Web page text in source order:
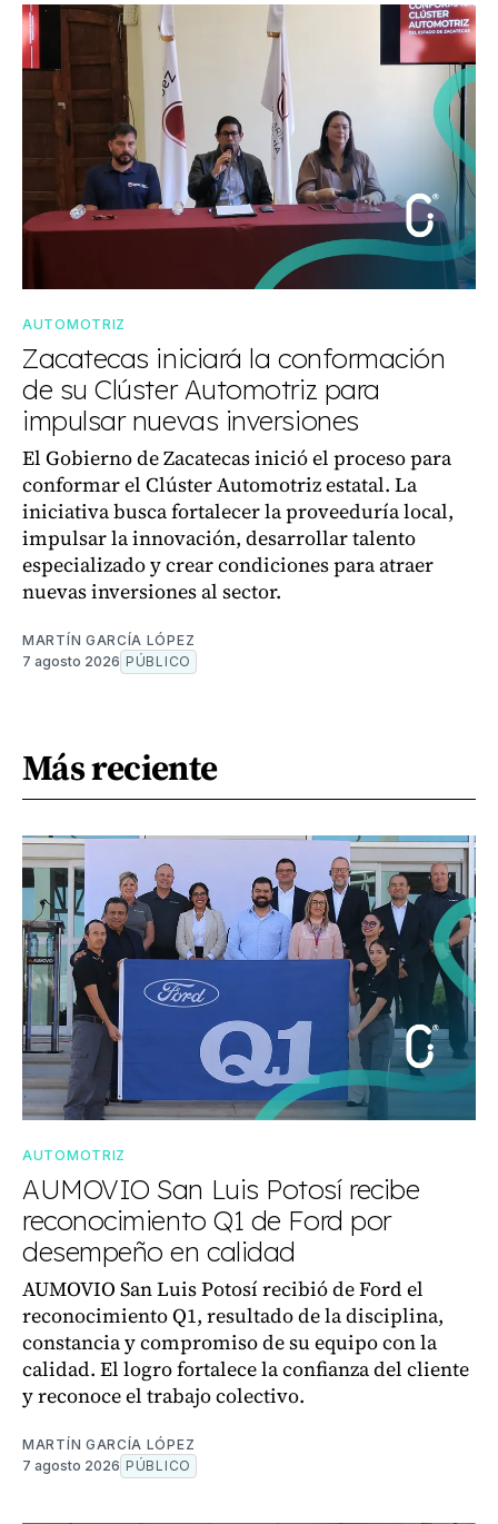
AUTOMOTRIZ
Zacatecas iniciará la conformación
de su Clúster Automotriz para
impulsar nuevas inversiones
El Gobierno de Zacatecas inició el proceso para
conformar el Clúster Automotriz estatal. La
iniciativa busca fortalecer la proveeduría local,
impulsar la innovación, desarrollar talento
especializado y crear condiciones para atraer
nuevas inversiones al sector.
MARTÍN GARCÍA LÓPEZ
7 agosto 2026 PÚBLICO
Más reciente
AUTOMOTRIZ
AUMOVIO San Luis Potosí recibe
reconocimiento Q1 de Ford por
desempeño en calidad
AUMOVIO San Luis Potosí recibió de Ford el
reconocimiento Q1, resultado de la disciplina,
constancia y compromiso de su equipo con la
calidad. El logro fortalece la confianza del cliente
y reconoce el trabajo colectivo.
MARTÍN GARCÍA LÓPEZ
7 agosto 2026 PÚBLICO